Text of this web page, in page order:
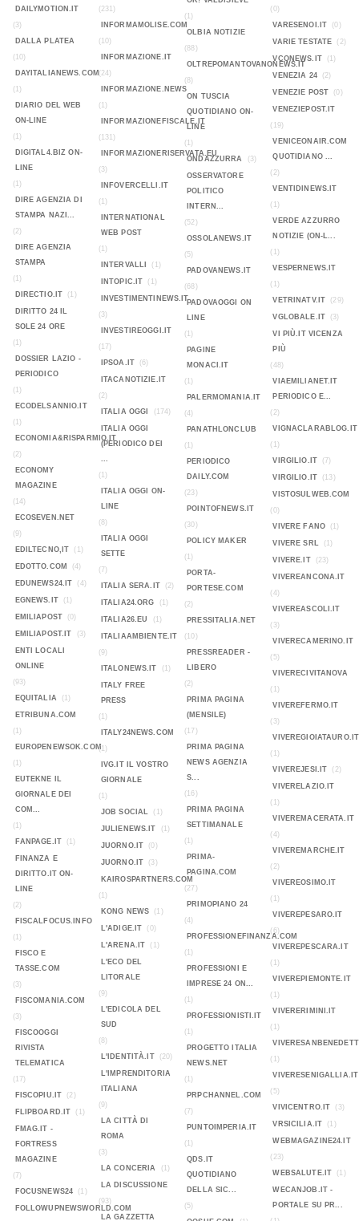
DAILYMOTION.IT
(3)
DALLA PLATEA
(10)
DAYITALIANEWS.COM
(1)
DIARIO DEL WEB
ON-LINE
(1)
DIGITAL4.BIZ ON-
LINE
(1)
DIRE AGENZIA DI
STAMPA NAZI...
(2)
DIRE AGENZIA
STAMPA
(1)
DIRECTIO.IT
(1)
DIRITTO 24 IL
SOLE 24 ORE
(1)
DOSSIER LAZIO -
PERIODICO
(1)
ECODELSANNIO.IT
(1)
ECONOMIA&RISPARMIO.IT
(2)
ECONOMY
MAGAZINE
(14)
ECOSEVEN.NET
(9)
EDILTECNO,IT
(1)
EDOTTO.COM (4)
EDUNEWS24.IT (4)
EGNEWS.IT (1)
EMILIAPOST (0)
EMILIAPOST.IT (3)
ENTI LOCALI
ONLINE
(93)
EQUITALIA
(1)
ETRIBUNA.COM
(1)
EUROPENEWSOK.COM
(1)
EUTEKNE IL
GIORNALE DEI
COM...
(1)
FANPAGE.IT
(1)
FINANZA E
DIRITTO.IT ON-
LINE
(2)
FISCALFOCUS.INFO
(1)
FISCO E
TASSE.COM
(3)
FISCOMANIA.COM
(3)
FISCOOGGI
RIVISTA
TELEMATICA
(17)
FISCOPIU.IT
(2)
FLIPBOARD.IT (1)
FMAG.IT -
FORTRESS
MAGAZINE
(7)
FOCUSNEWS24
(1)
FOLLOWUPNEWSWORLD.COM
(231)
INFORMAMOLISE.COM
(10)
INFORMAZIONE.IT
(24)
INFORMAZIONE.NEWS
(1)
INFORMAZIONEFISCALE.IT
(131)
INFORMAZIONERISERVATA.EU
(3)
INFOVERCELLI.IT
(1)
INTERNATIONAL
WEB POST
(1)
INTERVALLI
(1)
INTOPIC.IT (1)
INVESTIMENTINEWS.IT
(3)
INVESTIREOGGI.IT
(17)
IPSOA.IT
(6)
ITACANOTIZIE.IT
(2)
ITALIA OGGI
(174)
ITALIA OGGI
(PERIODICO DEI
...
(1)
ITALIA OGGI ON-
LINE
(8)
ITALIA OGGI
SETTE
(7)
ITALIA SERA.IT
(2)
ITALIA24.ORG (1)
ITALIA26.EU (1)
ITALIAAMBIENTE.IT
(9)
ITALONEWS.IT
(1)
ITALY FREE
PRESS
(1)
ITALY24NEWS.COM
(1)
IVG.IT IL VOSTRO
GIORNALE
(1)
JOB SOCIAL
(1)
JULIENEWS.IT (1)
JUORNO.IT (0)
JUORNO.IT (3)
KAIROSPARTNERS.COM
(1)
KONG NEWS
(1)
L'ADIGE.IT (0)
L'ARENA.IT (1)
L'ECO DEL
LITORALE
(9)
L'EDICOLA DEL
SUD
(8)
L'IDENTITÀ.IT
(20)
L'IMPRENDITORIA
ITALIANA
(9)
LA CITTÀ DI
ROMA
(3)
LA CONCERIA
(1)
LA DISCUSSIONE
(93)
LA GAZZETTA
(1)
OLBIA NOTIZIE
(88)
OLTREPOMANTOVANONEWS.IT
(8)
ON TUSCIA
QUOTIDIANO ON-
LINE
(1)
ONDAZZURRA
(3)
OSSERVATORE
POLITICO
INTERN...
(52)
OSSOLANEWS.IT
(5)
PADOVANEWS.IT
(68)
PADOVAOGGI ON
LINE
(1)
PAGINE
MONACI.IT
(1)
PALERMOMANIA.IT
(4)
PANATHLONCLUB
(1)
PERIODICO
DAILY.COM
(23)
POINTOFNEWS.IT
(30)
POLICY MAKER
(1)
PORTA-
PORTESE.COM
(2)
PRESSITALIA.NET
(10)
PRESSREADER -
LIBERO
(2)
PRIMA PAGINA
(MENSILE)
(17)
PRIMA PAGINA
NEWS AGENZIA
S...
(16)
PRIMA PAGINA
SETTIMANALE
(1)
PRIMA-
PAGINA.COM
(27)
PRIMOPIANO 24
(4)
PROFESSIONEFINANZA.COM
(1)
PROFESSIONI E
IMPRESE 24 ON...
(1)
PROFESSIONISTI.IT
(1)
PROGETTO ITALIA
NEWS.NET
(1)
PRPCHANNEL.COM
(7)
PUNTOIMPERIA.IT
(1)
QDS.IT
QUOTIDIANO
DELLA SIC...
(5)
(0)
VARESENOI.IT
(0)
VARIE TESTATE (2)
VCONEWS.IT (1)
VENEZIA 24 (2)
VENEZIE POST (0)
VENEZIEPOST.IT
(19)
VENICEONAIR.COM
QUOTIDIANO ...
(2)
VENTIDINEWS.IT
(1)
VERDE AZZURRO
NOTIZIE (ON-L...
(1)
VESPERNEWS.IT
(1)
VETRINATV.IT
(29)
VGLOBALE.IT (3)
VI PIÙ.IT VICENZA
PIÙ
(48)
VIAEMILIANET.IT
PERIODICO E...
(2)
VIGNACLARABLOG.IT
(1)
VIRGILIO.IT
(7)
VIRGILIO.IT (13)
VISTOSULWEB.COM
(0)
VIVERE FANO
(1)
VIVERE SRL (1)
VIVERE.IT (23)
VIVEREANCONA.IT
(4)
VIVEREASCOLI.IT
(3)
VIVERECAMERINO.IT
(5)
VIVERECIVITANOVA
(1)
VIVEREFERMO.IT
(3)
VIVEREGIOIATAURO.IT
(1)
VIVEREJESI.IT
(2)
VIVERELAZIO.IT
(1)
VIVEREMACERATA.IT
(4)
VIVEREMARCHE.IT
(2)
VIVEREOSIMO.IT
(1)
VIVEREPESARO.IT
(6)
VIVEREPESCARA.IT
(1)
VIVEREPIEMONTE.IT
(1)
VIVERERIMINI.IT
(1)
(1)
VIVERESENIGALLIA.IT
(5)
VIVICENTRO.IT
(3)
VRSICILIA.IT (1)
WEBMAGAZINE24.IT
(23)
WEBSALUTE.IT
(1)
WECANJOB.IT -
PORTALE SU PR...